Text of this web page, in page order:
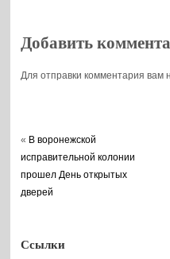
Добавить
Для отправки комментария вам
« В воронежской
исправительной колонии
прошел День открытых
дверей
Ссылки